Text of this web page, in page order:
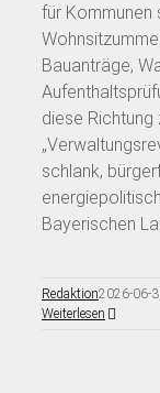
für Kommunen
Bauanträge,
diese Richtung
schlank,
Bayerischen
Redaktion2026-06-
Weiterlesen